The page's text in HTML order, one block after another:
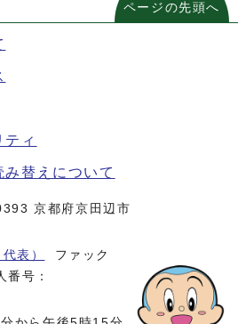
ページの先頭へ
ィ
替えについて
京都府京田辺市
表）
ファック
号：